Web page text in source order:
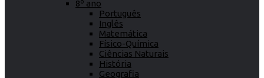
8º ano
Português
Inglês
Matemática
Físico-Química
Ciências Naturais
História
Geografia